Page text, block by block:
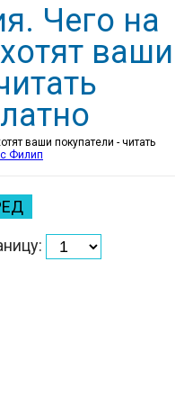
Чего на
ваши
ваши покупатели - читать
Филип